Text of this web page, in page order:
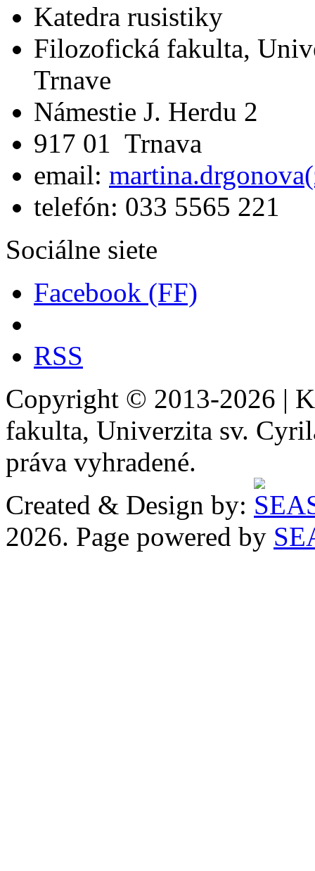
Katedra rusistiky
Filozofická fakulta,
Trnave
Námestie J. Herdu 2
917 01 Trnava
email:
telefón: 033 5565 221
Sociálne siete
Facebook (FF)
RSS
Copyright © 2013-2026 |
fakulta, Univerzita sv.
práva vyhradené.
Created & Design by:
2026. Page powered by